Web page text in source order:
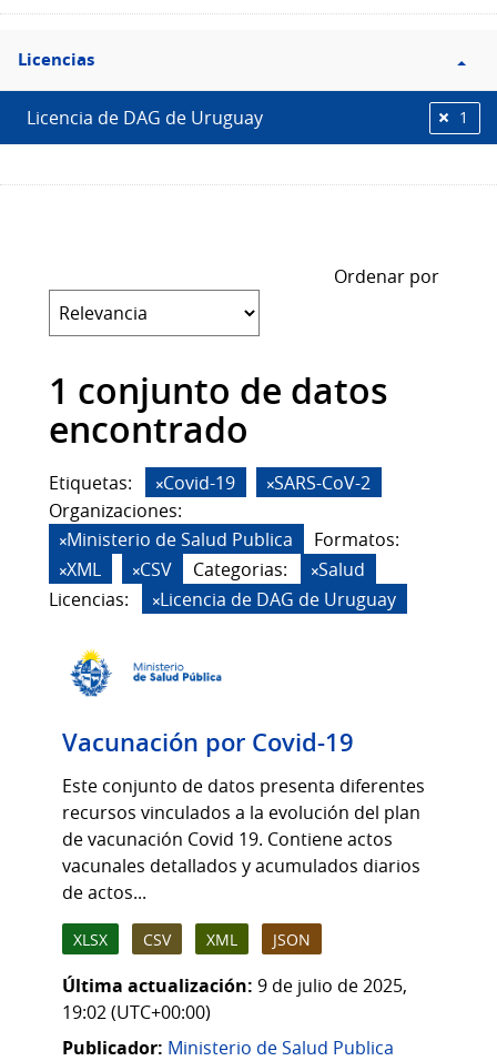
Filtro
Licencias
Licencias
Licencia de DAG de Uruguay 1
Ordenar por
1 conjunto de datos
encontrado
Etiquetas: Covid-19
SARS-CoV-2
Organizaciones:
Ministerio de Salud Publica
Formatos:
XML
CSV Categorias:
Salud
Licencias:
Licencia de DAG de Uruguay
Vacunación por Covid-19
Este conjunto de datos presenta diferentes
recursos vinculados a la evolución del plan
de vacunación Covid 19. Contiene actos
vacunales detallados y acumulados diarios
de actos...
XLSX CSV XML JSON
Última actualización: 9 de julio de 2025,
19:02 (UTC+00:00)
Publicador: Ministerio de Salud Publica